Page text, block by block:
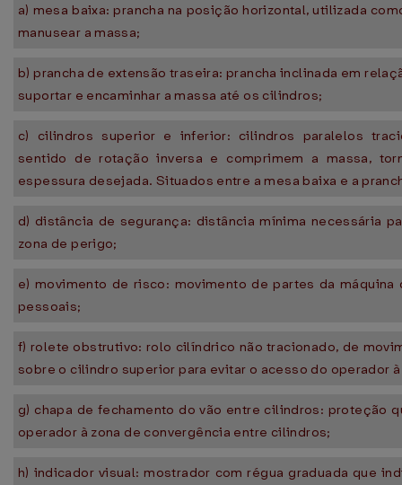
a) mesa baixa: prancha na posição horizontal, utilizada
manusear a massa;
b) prancha de extensão traseira: prancha inclinada em
suportar e encaminhar a massa até os cilindros;
c) cilindros superior e inferior: cilindros paralelos
sentido de rotação inversa e comprimem a massa,
espessura desejada. Situados entre a mesa baixa e a
d) distância de segurança: distância mínima necessária
zona de perigo;
e) movimento de risco: movimento de partes da máquina
pessoais;
f) rolete obstrutivo: rolo cilíndrico não tracionado, de
sobre o cilindro superior para evitar o acesso do operador
g) chapa de fechamento do vão entre cilindros: proteção
operador à zona de convergência entre cilindros;
h) indicador visual: mostrador com régua graduada que